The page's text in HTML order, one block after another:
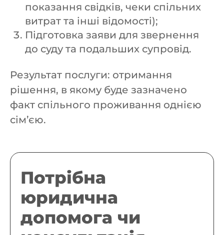
показання свідків, чеки спільних
витрат та інші відомості);
Підготовка заяви для звернення
до суду та подальших супровід.
Результат послуги: отримання
рішення, в якому буде зазначено
факт спільного проживання однією
сім’єю.
Потрібна
юридична
допомога чи